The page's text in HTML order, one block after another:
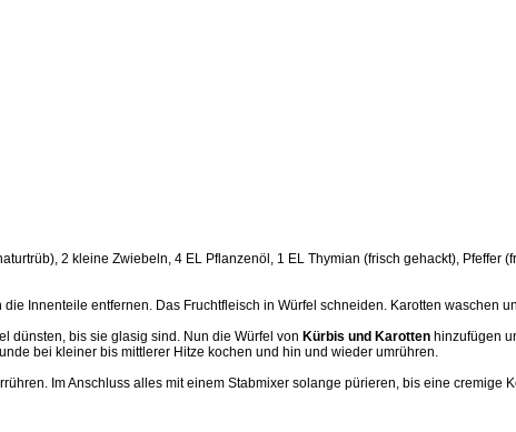
2 kleine Zwiebeln, 4 EL Pflanzenöl, 1 EL Thymian (frisch gehackt),
Innenteile entfernen. Das Fruchtfleisch in Würfel schneiden. Karotten
dünsten, bis sie glasig sind. Nun die Würfel von Kürbis und Karotten hinzufügen
bei kleiner bis mittlerer Hitze kochen und hin und wieder umrühren.
Im Anschluss alles mit einem Stabmixer solange pürieren, bis eine cremige